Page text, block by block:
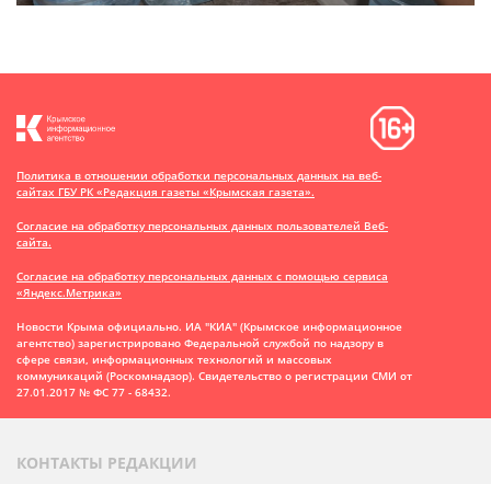
Политика в отношении обработки персональных данных на веб-
сайтах ГБУ РК «Редакция газеты «Крымская газета».
Согласие на обработку персональных данных пользователей Веб-
сайта.
Согласие на обработку персональных данных с помощью сервиса
«Яндекс.Метрика»
Новости Крыма официально. ИА "КИА" (Крымское информационное
агентство) зарегистрировано Федеральной службой по надзору в
сфере связи, информационных технологий и массовых
коммуникаций (Роскомнадзор). Свидетельство о регистрации СМИ от
27.01.2017 № ФС 77 - 68432.
КОНТАКТЫ РЕДАКЦИИ